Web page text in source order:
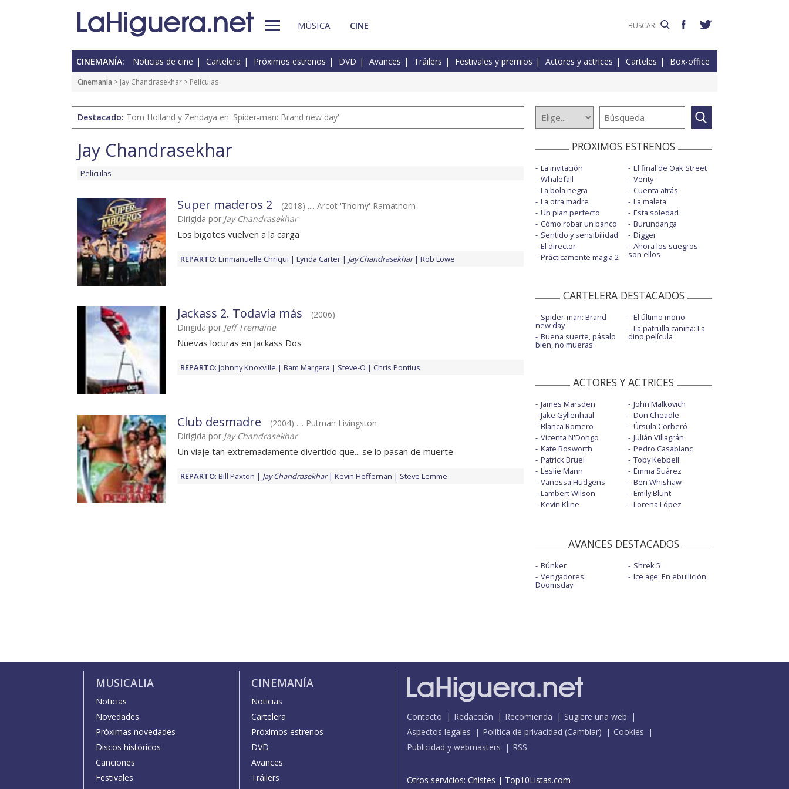
MÚSICA CINE
CINEMANÍA: Noticias de cine Cartelera Próximos estrenos DVD Avances Tráilers Festivales y premios Actores y actrices Carteles Box-office
Cinemanía > Jay Chandrasekhar > Películas
Destacado: Tom Holland y Zendaya en 'Spider-man: Brand new day'
Jay Chandrasekhar
Películas
Super maderos 2
(2018) .... Arcot 'Thorny' Ramathorn
Dirigida por Jay Chandrasekhar
Los bigotes vuelven a la carga
REPARTO: Emmanuelle Chriqui Lynda Carter Jay Chandrasekhar Rob Lowe
Jackass 2. Todavía más
(2006)
Dirigida por Jeff Tremaine
Nuevas locuras en Jackass Dos
REPARTO: Johnny Knoxville Bam Margera Steve-O Chris Pontius
Club desmadre
(2004) .... Putman Livingston
Dirigida por Jay Chandrasekhar
Un viaje tan extremadamente divertido que... se lo pasan de muerte
REPARTO: Bill Paxton Jay Chandrasekhar Kevin Heffernan Steve Lemme
PROXIMOS ESTRENOS
La invitación
Whalefall
La bola negra
La otra madre
Un plan perfecto
Cómo robar un banco
Sentido y sensibilidad
El director
Prácticamente magia 2
El final de Oak Street
Verity
Cuenta atrás
La maleta
Esta soledad
Burundanga
Digger
Ahora los suegros
son ellos
CARTELERA DESTACADOS
Spider-man: Brand
new day
Buena suerte, pásalo
bien, no mueras
El último mono
La patrulla canina: La
dino película
ACTORES Y ACTRICES
James Marsden
Jake Gyllenhaal
Blanca Romero
Vicenta N'Dongo
Kate Bosworth
Patrick Bruel
Leslie Mann
Vanessa Hudgens
Lambert Wilson
Kevin Kline
John Malkovich
Don Cheadle
Úrsula Corberó
Julián Villagrán
Pedro Casablanc
Toby Kebbell
Emma Suárez
Ben Whishaw
Emily Blunt
Lorena López
AVANCES DESTACADOS
Búnker
Vengadores:
Doomsday
Shrek 5
Ice age: En ebullición
MUSICALIA
Noticias
Novedades
Próximas novedades
Discos históricos
Canciones
Festivales
CINEMANÍA
Noticias
Cartelera
Próximos estrenos
DVD
Avances
Tráilers
Contacto Redacción Recomienda
Sugiere una web
Aspectos legales
Política de privacidad (Cambiar)
Cookies
Publicidad y webmasters
RSS
Otros servicios: Chistes | Top10Listas.com